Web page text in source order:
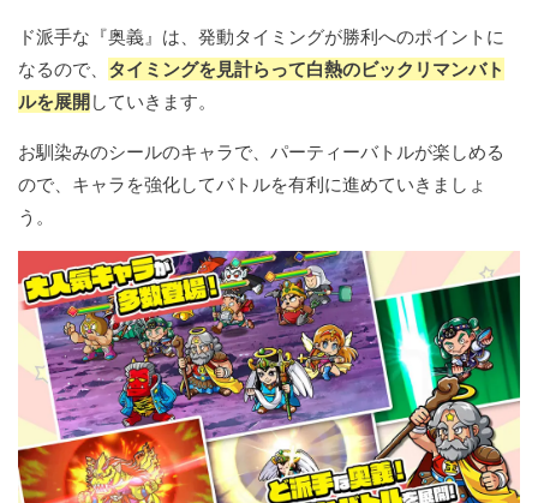
ド派手な『奥義』は、発動タイミングが勝利へのポイントに
なるので、 タイミングを見計らって白熱のビックリマンバト
ルを展開 していきます。
お馴染みのシールのキャラで、パーティーバトルが楽しめる
ので、キャラを強化してバトルを有利に進めていきましょ
う。